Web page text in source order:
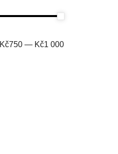
Kč750 — Kč1 000